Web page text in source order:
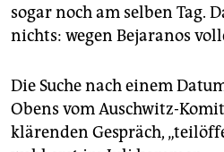
sogar noch am selben Tag.
nichts: wegen Bejaranos
Die Suche nach einem
Obens vom Auschwitz-
klärenden Gespräch,